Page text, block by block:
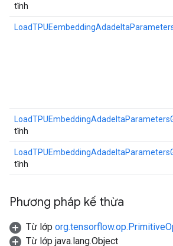
tĩnh
tĩnh
tĩnh
Phương pháp kế thừa
Từ lớp
Từ lớp java.lang.Object